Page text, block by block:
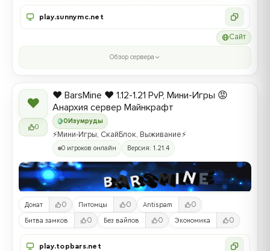
play.sunnymc.net
Сайт
Обзор сервера
❤
0
0 Изумруды
❤️ BarsMine ❤️ 1.12-1.21 PvP, Мини-Игры 😡
Анархия сервер Майнкрафт
⚡Мини-Игры, СкайБлок, Выживание⚡
0 игроков онлайн Версия: 1.21.4
Донат 0 Питомцы 0 Antispam 0
Битва замков 0 Без вайпов 0 Экономика 0
play.topbars.net